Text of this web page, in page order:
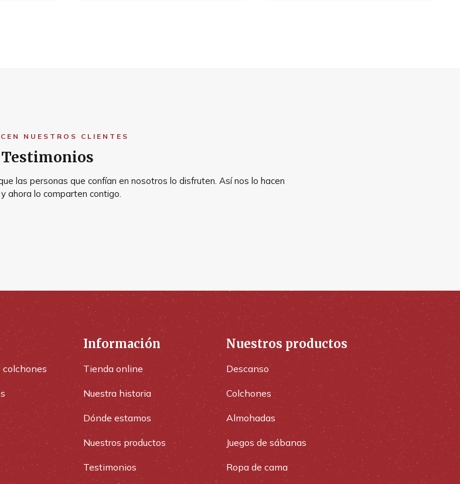
NUESTROS CLIENTES
Testimonios
las personas que confían en nosotros lo disfruten. Así nos lo hacen
ahora lo comparten contigo.
colchones
Información
Tienda online
Nuestra historia
Dónde estamos
Nuestros productos
Testimonios
Nuestros productos
Descanso
Colchones
Almohadas
Juegos de sábanas
Ropa de cama